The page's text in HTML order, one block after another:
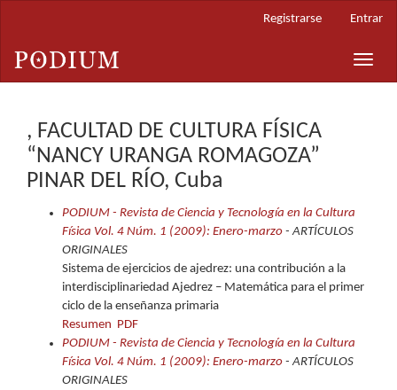
principal
Barra
Registrarse Entrar
Toggle
, FACULTAD DE CULTURA FÍSICA
“NANCY URANGA ROMAGOZA”
PINAR DEL RÍO, Cuba
PODIUM - Revista de Ciencia y Tecnología en la Cultura
Física Vol. 4 Núm. 1 (2009): Enero-marzo - ARTÍCULOS
ORIGINALES
Sistema de ejercicios de ajedrez: una contribución a la
interdisciplinariedad Ajedrez – Matemática para el primer
ciclo de la enseñanza primaria
Resumen PDF
PODIUM - Revista de Ciencia y Tecnología en la Cultura
Física Vol. 4 Núm. 1 (2009): Enero-marzo - ARTÍCULOS
ORIGINALES